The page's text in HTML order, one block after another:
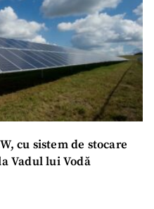
cu sistem de stocare
Vadul lui Vodă